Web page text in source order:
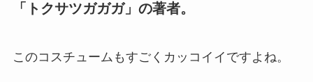
「トクサツガガガ」の著者。
このコスチュームもすごくカッコイイですよね。